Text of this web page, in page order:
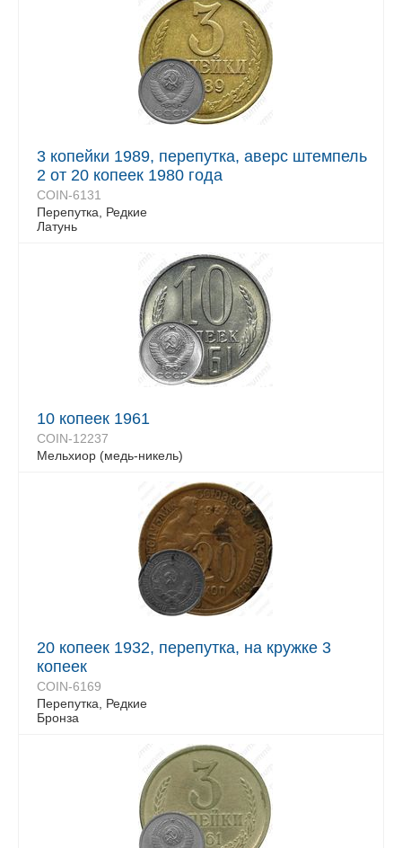
3 копейки 1989, перепутка, аверс штемпель
2 от 20 копеек 1980 года
COIN-6131
Перепутка, Редкие
Латунь
10 копеек 1961
COIN-12237
Мельхиор (медь-никель)
20 копеек 1932, перепутка, на кружке 3
копеек
COIN-6169
Перепутка, Редкие
Бронза